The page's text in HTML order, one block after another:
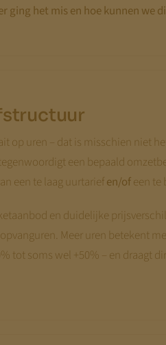
ging het mis en hoe kunnen we
op uren – dat is misschien niet
een bepaald
een te laag uurtarief en/ofeen te
en duidelijke
Meer uren betekent
tot soms wel +50% – en draagt